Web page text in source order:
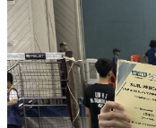
b
o
o
k
A
p
p